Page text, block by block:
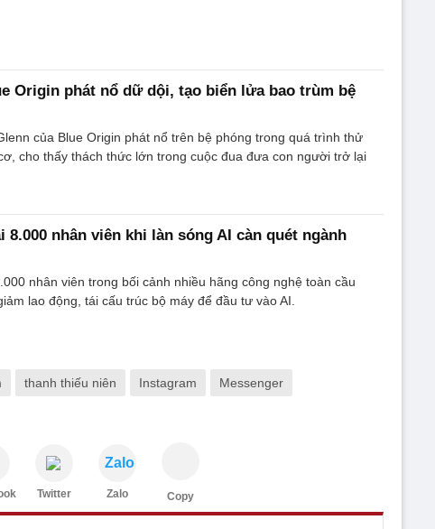
Origin phát nổ dữ dội, tạo biển lửa bao trùm bệ
của Blue Origin phát nổ trên bệ phóng trong quá trình thử
cho thấy thách thức lớn trong cuộc đua đưa con người trở lại
8.000 nhân viên khi làn sóng AI càn quét ngành
nhân viên trong bối cảnh nhiều hãng công nghệ toàn cầu
lao động, tái cấu trúc bộ máy để đầu tư vào AI.
thanh thiếu niên Instagram Messenger
Twitter
Zalo
Zalo Copy